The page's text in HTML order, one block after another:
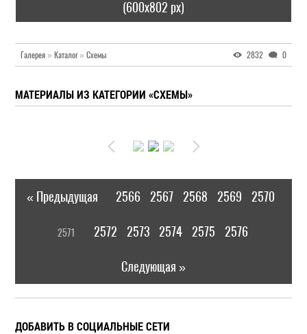
(600x802 px)
Галерея » Каталог» Схемы 2832 0
МАТЕРИАЛЫ ИЗ КАТЕГОРИИ «СХЕМЫ»
« Предыдущая 2566 2567 2568 2569 2570
2571 2572 2573 2574 2575 2576
Следующая »
ДОБАВИТЬ В СОЦИАЛЬНЫЕ СЕТИ